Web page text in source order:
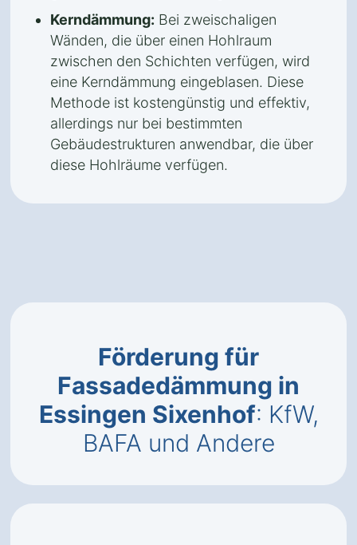
Kerndämmung: Bei zweischaligen
Wänden, die über einen Hohlraum
zwischen den Schichten verfügen, wird
eine Kerndämmung eingeblasen. Diese
Methode ist kostengünstig und effektiv,
allerdings nur bei bestimmten
Gebäudestrukturen anwendbar, die über
diese Hohlräume verfügen.
Förderung für
Fassadedämmung in
Essingen Sixenhof: KfW,
BAFA und Andere